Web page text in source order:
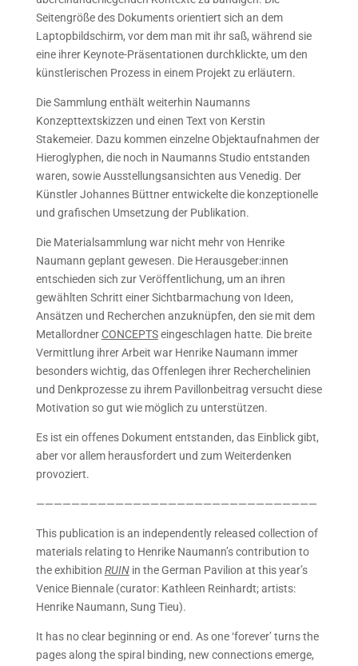
Seitengröße des Dokuments orientiert sich an dem
Laptopbildschirm, vor dem man mit ihr saß, während sie
eine ihrer Keynote-Präsentationen durchklickte, um den
künstlerischen Prozess in einem Projekt zu erläutern.
Die Sammlung enthält weiterhin Naumanns
Konzepttextskizzen und einen Text von Kerstin
Stakemeier. Dazu kommen einzelne Objektaufnahmen der
Hieroglyphen, die noch in Naumanns Studio entstanden
waren, sowie Ausstellungsansichten aus Venedig. Der
Künstler Johannes Büttner entwickelte die konzeptionelle
und grafischen Umsetzung der Publikation.
Die Materialsammlung war nicht mehr von Henrike
Naumann geplant gewesen. Die Herausgeber:innen
entschieden sich zur Veröffentlichung, um an ihren
gewählten Schritt einer Sichtbarmachung von Ideen,
Ansätzen und Recherchen anzuknüpfen, den sie mit dem
MetallordnerCONCEPTSeingeschlagen hatte. Die breite
Vermittlung ihrer Arbeit war Henrike Naumann immer
besonders wichtig, das Offenlegen ihrer Recherchelinien
und Denkprozesse zu ihrem Pavillonbeitrag versucht diese
Motivation so gut wie möglich zu unterstützen.
Es ist ein offenes Dokument entstanden, das Einblick gibt,
aber vor allem herausfordert und zum Weiterdenken
provoziert.
————————————————————————————————
This publication is an independently released collection of
materials relating to Henrike Naumann’s contribution to
the exhibition RUINin the German Pavilion at this year’s
Venice Biennale (curator: Kathleen Reinhardt; artists:
Henrike Naumann, Sung Tieu).
It has no clear beginning or end. As one ‘forever’ turns the
pages along the spiral binding, new connections emerge,